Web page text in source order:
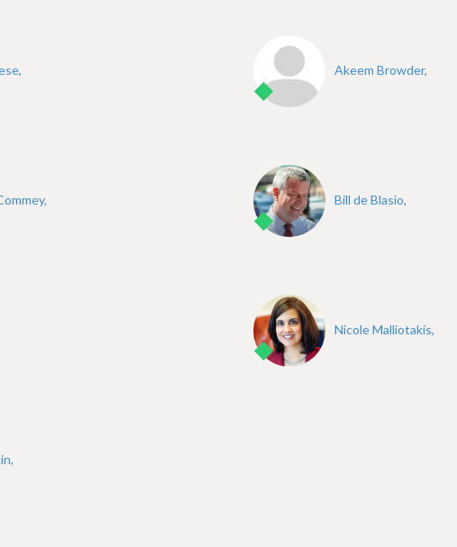
Akeem Browder,
Bill de Blasio,
Nicole Malliotakis,